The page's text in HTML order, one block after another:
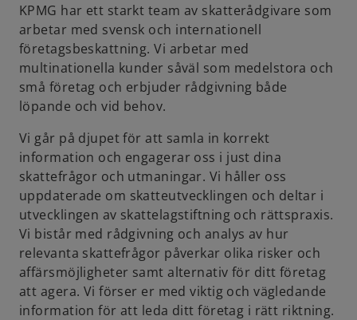
KPMG har ett starkt team av skatterådgivare som
arbetar med svensk och internationell
företagsbeskattning. Vi arbetar med
multinationella kunder såväl som medelstora och
små företag och erbjuder rådgivning både
löpande och vid behov.
Vi går på djupet för att samla in korrekt
information och engagerar oss i just dina
skattefrågor och utmaningar. Vi håller oss
uppdaterade om skatteutvecklingen och deltar i
utvecklingen av skattelagstiftning och rättspraxis.
Vi bistår med rådgivning och analys av hur
relevanta skattefrågor påverkar olika risker och
affärsmöjligheter samt alternativ för ditt företag
att agera. Vi förser er med viktig och vägledande
information för att leda ditt företag i rätt riktning.